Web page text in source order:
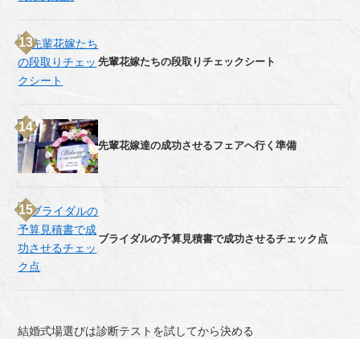
先輩花嫁たちの段取りチェックシート
先輩花嫁達の成功させるフェアへ行く準備
ブライダルの予算見積書で成功させるチェック点
結婚式場選びは診断テストを試してから決める